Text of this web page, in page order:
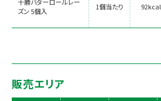
ズン 5個入
1個当たり 92kcal
販売エリア